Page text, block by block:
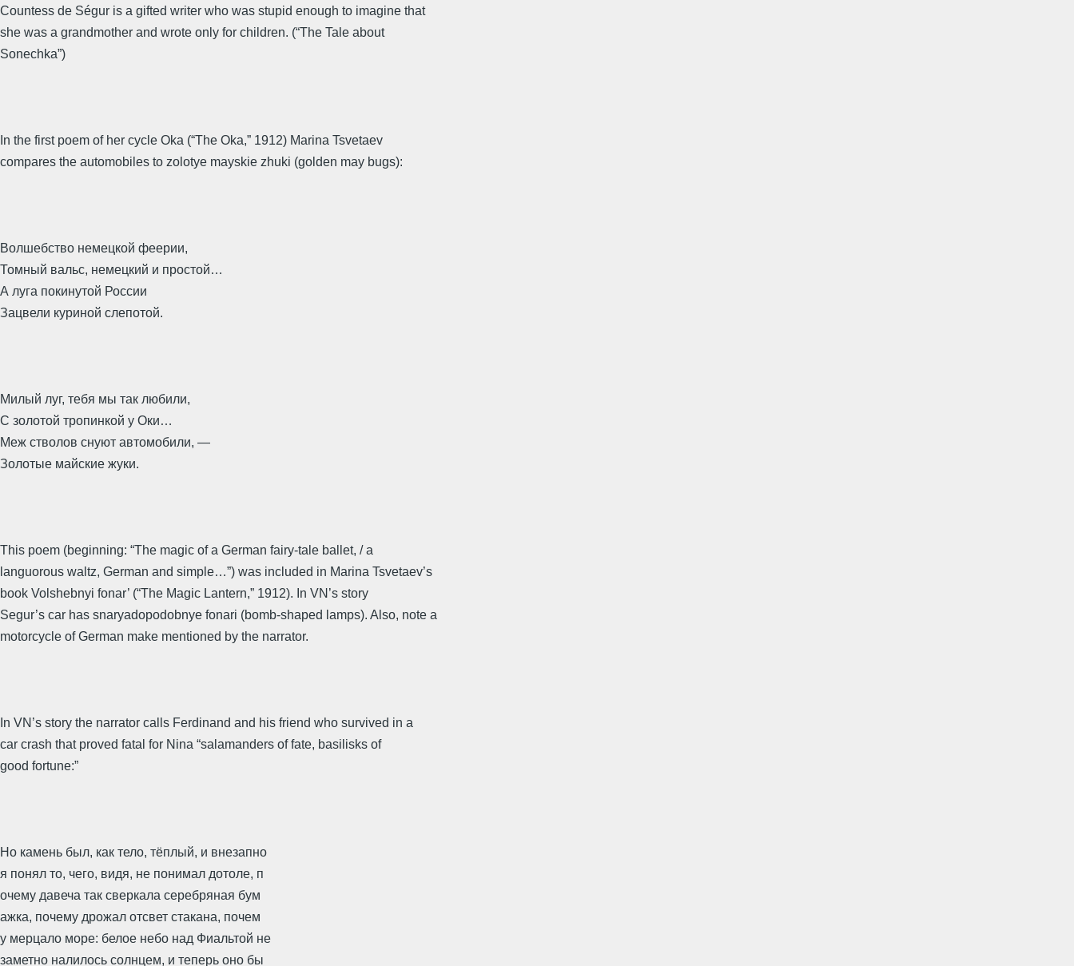
Countess de Ségur is a gifted writer who was stupid enough to imagine that
she was a grandmother and wrote only for children. (“The Tale about
Sonechka”)
In the first poem of her cycle Oka (“The Oka,” 1912) Marina Tsvetaev
compares the automobiles to zolotye mayskie zhuki (golden may bugs):
Волшебство немецкой феерии,
Томный вальс, немецкий и простой…
А луга покинутой России
Зацвели куриной слепотой.
Милый луг, тебя мы так любили,
С золотой тропинкой у Оки…
Меж стволов снуют автомобили, ―
Золотые майские жуки.
This poem (beginning: “The magic of a German fairy-tale ballet, / a
languorous waltz, German and simple…”) was included in Marina Tsvetaev’s
book Volshebnyi fonar’ (“The Magic Lantern,” 1912). In VN’s story
Segur’s car has snaryadopodobnye fonari (bomb-shaped lamps). Also, note a
motorcycle of German make mentioned by the narrator.
In VN’s story the narrator calls Ferdinand and his friend who survived in a
car crash that proved fatal for Nina “salamanders of fate, basilisks of
good fortune:”
Но камень был, как тело, тёплый, и внезапно
я понял то, чего, видя, не понимал дотоле, п
очему давеча так сверкала серебряная бум
ажка, почему дрожал отсвет стакана, почем
у мерцало море: белое небо над Фиальтой не
заметно налилось солнцем, и теперь оно бы